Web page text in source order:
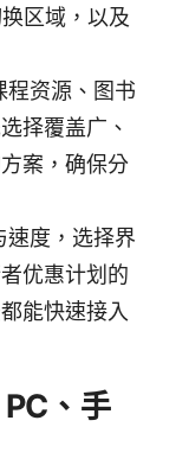
区域，以及
程资源、图书
择覆盖广、
案，确保分
速度，选择界
优惠计划的
能快速接入
、手